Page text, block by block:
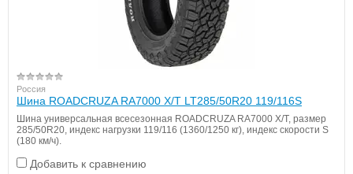
Россия
Шина ROADCRUZA RA7000 X/T LT285/50R20 119/116S
Шина универсальная всесезонная ROADCRUZA RA7000 X/T, размер
285/50R20, индекс нагрузки 119/116 (1360/1250 кг), индекс скорости S
(180 км/ч).
Добавить к сравнению